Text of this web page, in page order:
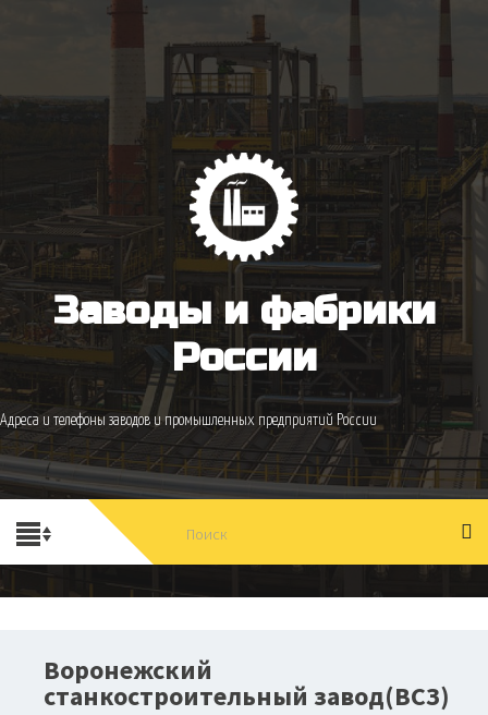
Заводы и фабрики
России
Адреса и телефоны заводов и промышленных предприятий России
Воронежский
станкостроительный завод(ВСЗ)